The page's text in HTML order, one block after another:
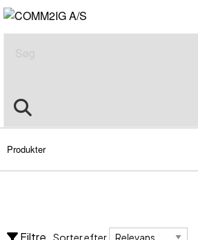
Produkter
Adaptere
Filtre Sorter efter
Sorter efter